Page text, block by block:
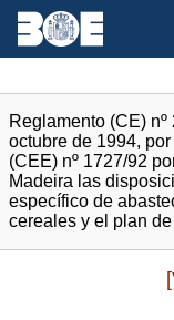
Reglamento (CE)
octubre de 1994,
(CEE) nº 1727/92
Madeira las
específico de
cereales y el plan